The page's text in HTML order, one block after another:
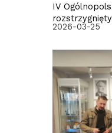
IV
rozstrzygnięty
2026-03-25